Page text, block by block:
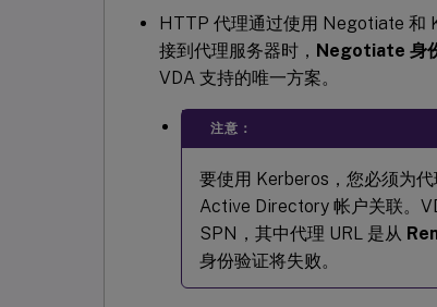
HTTP 代理通过使用 Negotiate 和
接到代理服务器时， Negotiate 身
VDA 支持的唯一方案。
注意：
要使用 Kerberos，您必须为
Active Directory 帐户关联。
SPN，其中代理 URL 是从
身份验证将失败。